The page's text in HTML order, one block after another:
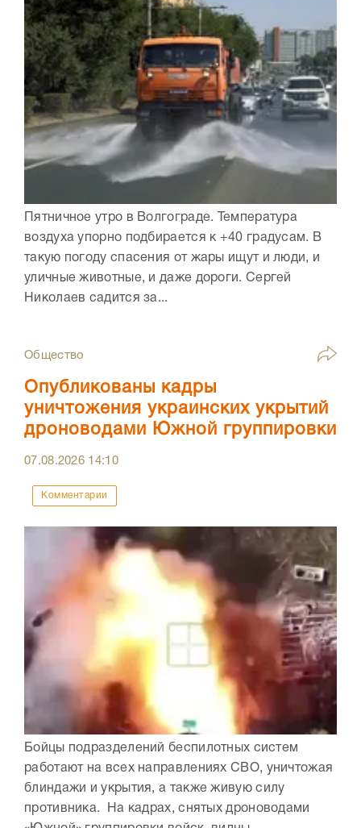
Пятничное утро в Волгограде. Температура
воздуха упорно подбирается к +40 градусам. В
такую погоду спасения от жары ищут и люди, и
уличные животные, и даже дороги. Сергей
Николаев садится за...
Общество
Опубликованы кадры
уничтожения украинских укрытий
дроноводами Южной группировки
07.08.2026 14:10
Комментарии
Бойцы подразделений беспилотных систем
работают на всех направлениях СВО, уничтожая
блиндажи и укрытия, а также живую силу
противника. На кадрах, снятых дроноводами